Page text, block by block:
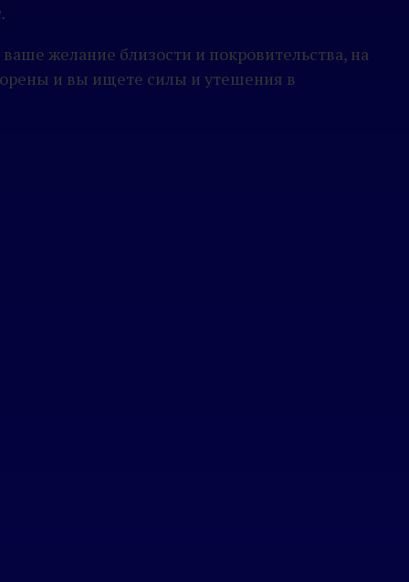
желание близости и покровительства, на
и вы ищете силы и утешения в